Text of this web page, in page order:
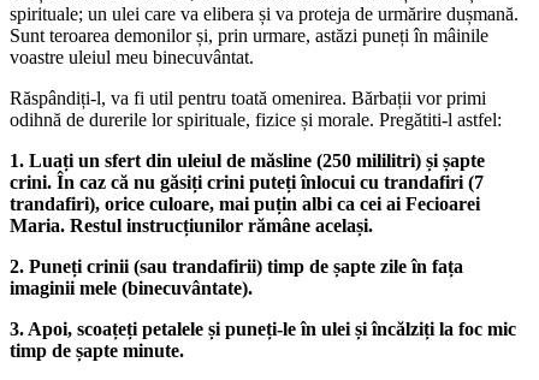
spirituale; un ulei care va elibera și va proteja de urmărire dușmană.
Sunt teroarea demonilor și, prin urmare, astăzi puneți în mâinile
voastre uleiul meu binecuvântat.
Răspândiți-l, va fi util pentru toată omenirea. Bărbații vor primi
odihnă de durerile lor spirituale, fizice și morale. Pregătiti-l astfel:
1. Luați un sfert din uleiul de măsline (250 mililitri) și șapte
crini. În caz că nu găsiți crini puteți înlocui cu trandafiri (7
trandafiri), orice culoare, mai puțin albi ca cei ai Fecioarei
Maria. Restul instrucțiunilor rămâne același.
2. Puneți crinii (sau trandafirii) timp de șapte zile în fața
imaginii mele (binecuvântate).
3. Apoi, scoațeți petalele și puneți-le în ulei și încălziți la foc mic
timp de șapte minute.